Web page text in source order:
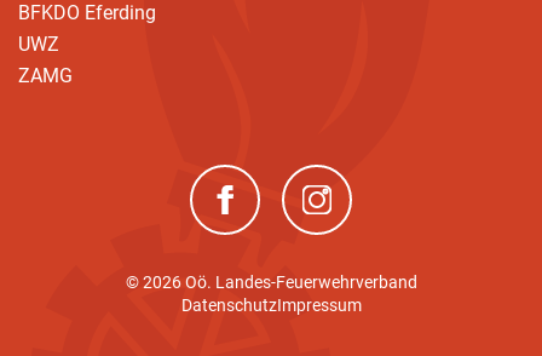
BFKDO Eferding
UWZ
ZAMG
(neues Fenster)(neues Fenster)
© 2026 Oö. Landes-Feuerwehrverband
DatenschutzImpressum